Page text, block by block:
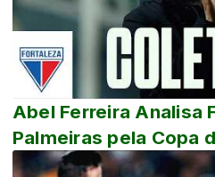
Abel Ferreira Analisa
Palmeiras pela Copa